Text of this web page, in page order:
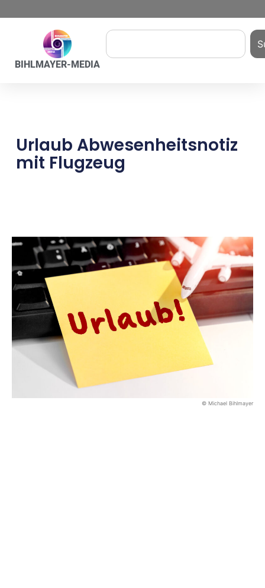
BIHLMAYER-MEDIA
Urlaub Abwesenheitsnotiz
mit Flugzeug
© Michael Bihlmayer